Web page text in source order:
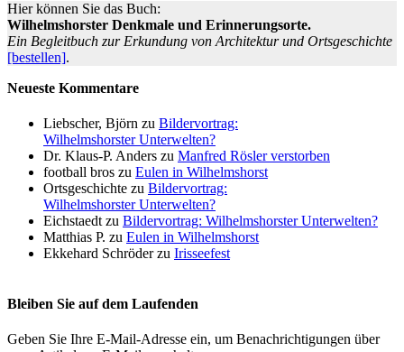
Hier können Sie das Buch:
Wilhelmshorster Denkmale und Erinnerungsorte.
Ein Begleitbuch zur Erkundung von Architektur und Ortsgeschichte
[bestellen].
Neueste Kommentare
Liebscher, Björn zu Bildervortrag:
Wilhelmshorster Unterwelten?
Dr. Klaus-P. Anders zu Manfred Rösler verstorben
football bros zu Eulen in Wilhelmshorst
Ortsgeschichte zu Bildervortrag:
Wilhelmshorster Unterwelten?
Eichstaedt zu Bildervortrag: Wilhelmshorster Unterwelten?
Matthias P. zu Eulen in Wilhelmshorst
Ekkehard Schröderzu Irisseefest
Bleiben Sie auf dem Laufenden
Geben Sie Ihre E-Mail-Adresse ein, um Benachrichtigungen über